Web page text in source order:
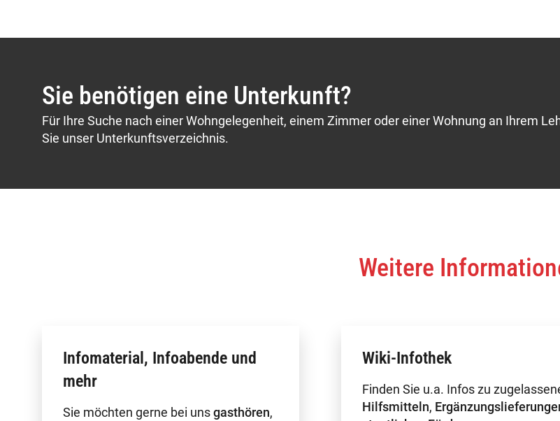
Sie benötigen eine Unterkunft?
Für Ihre Suche nach einer Wohngelegenheit, einem Zimmer oder einer Wohnung an Ihrem
Sie unser Unterkunftsverzeichnis.
Weitere
Infomaterial, Infoabende und
mehr
Sie möchten gerne bei unsgasthören,
Wiki-Infothek
Finden Sie u.a. Infos zu
Hilfsmitteln,